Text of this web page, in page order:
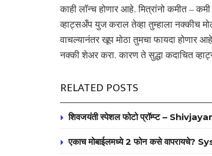
काही लॉन्च होणार आहे. मित्रांनो कमीत –
व्हाट्सअँप युज कराल तेव्हा तुम्हाला नक्कीच
वाचल्यानंतर खूप मोठा तुमचा फायदा होणार
नक्की शेअर करा. कारण ते सुद्धा कदाचित
RELATED POSTS
शिवजयंती स्पेशल फोटो प्रॉम्प्ट –
एकाच मोबाईलमध्ये 2 फोन कसे